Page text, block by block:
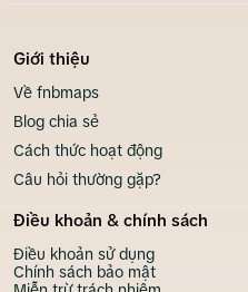
Giới thiệu
Về fnbmaps
Blog chia sẻ
Cách thức hoạt động
Câu hỏi thường gặp?
Điều khoản & chính sách
Điều khoản sử dụng
Chính sách bảo mật